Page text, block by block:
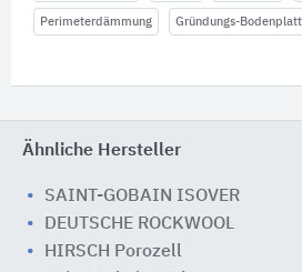
Perimeterdämmung Gründungs-
Ähnliche Hersteller
SAINT-GOBAIN ISOVER
DEUTSCHE ROCKWOOL
HIRSCH Porozell